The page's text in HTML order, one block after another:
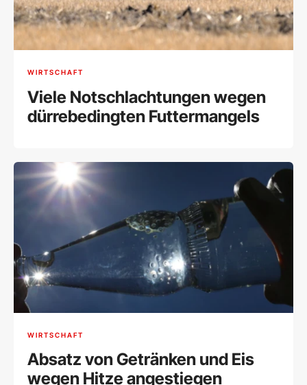
WIRTSCHAFT
Viele Notschlachtungen wegen
dürrebedingten Futtermangels
WIRTSCHAFT
Absatz von Getränken und Eis
wegen Hitze angestiegen